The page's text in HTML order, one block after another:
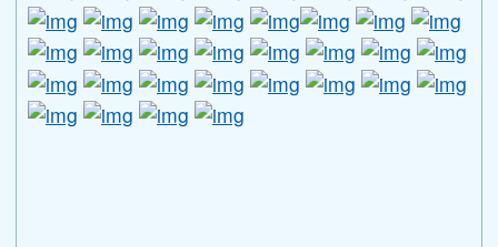
link to http://edufund.cyut.edu.tw \
link to http://link to https://www.ptskids.tw/ \
link to http://
link to http://link to http://
link to
link to http://1950.tycg.gov.tw/ \
link to http://www.e-quit.org/ \
link to http://www.hpa.gov.tw/
link to http://link to http://goo.gl/
link to http://
link to
link to http://www.2017twccprcescr.tw/
link to http://http://ifi.immigration.gov.tw/
link to https://i.win.org.tw/iWIN/
link to https://
link to http://link to https://
link to https://
link to
link to
link to https://dep.mohw.gov.tw/DOMHAOH/lp-3560-
link to https://dep.mohw.gov.tw/DOMHAOH/cp-
link to http://sgcc.tyc.edu.tw/tycsgcc/ \
link to =\ https://learning.swcb.gov.tw/
link to http://